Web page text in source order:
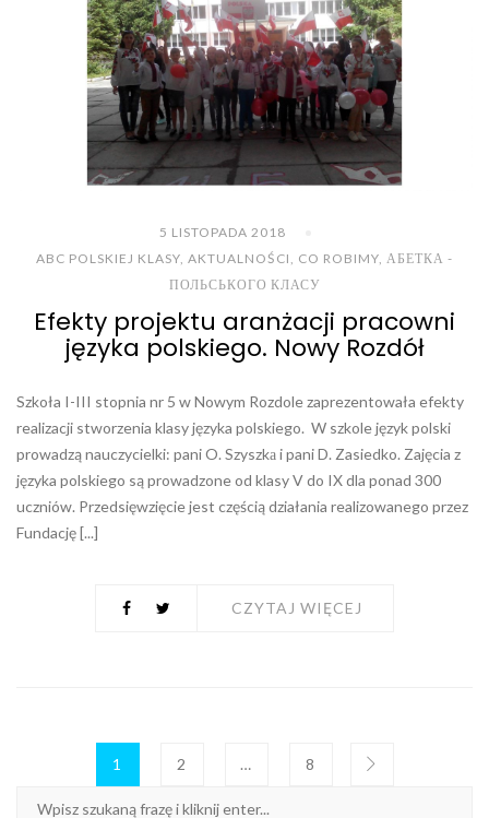
5 LISTOPADA 2018
ABC POLSKIEJ KLASY AKTUALNOŚCI CO ROBIMY АБЕТКА -
ПОЛЬСЬКОГО КЛАСУ
Efekty projektu aranżacji pracowni
języka polskiego. Nowy Rozdół
Szkoła I-III stopnia nr 5 w Nowym Rozdole zaprezentowała efekty
realizacji stworzenia klasy języka polskiego. W szkole język polski
prowadzą nauczycielki: pani O. Szyszkа i pani D. Zasiedko. Zajęcia z
języka polskiego są prowadzone od klasy V do IX dla ponad 300
uczniów. Przedsięwzięcie jest częścią działania realizowanego przez
Fundację [...]
CZYTAJ WIĘCEJ
1 2 … 8